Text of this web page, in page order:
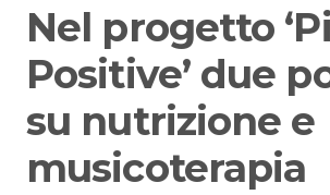
Nel progetto
Positive’ due
su nutrizione e
musicoterapia